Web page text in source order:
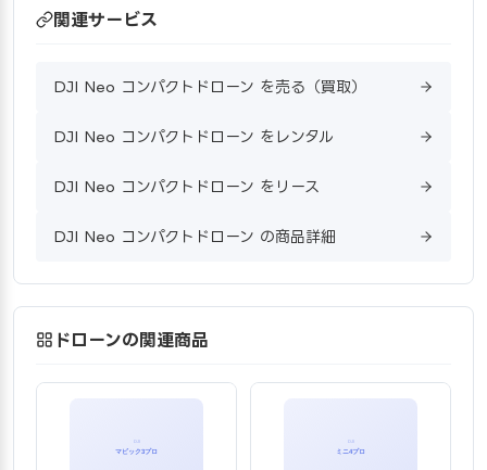
関連サービス
DJI Neo コンパクトドローン を売る（買取）
DJI Neo コンパクトドローン をレンタル
DJI Neo コンパクトドローン をリース
DJI Neo コンパクトドローン の商品詳細
ドローンの関連商品